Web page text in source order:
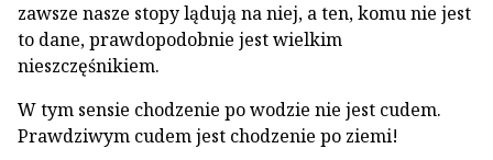
zawsze nasze stopy lądują na niej, a ten, komu nie jest
to dane, prawdopodobnie jest wielkim
nieszczęśnikiem.
W tym sensie chodzenie po wodzie nie jest cudem.
Prawdziwym cudem jest chodzenie po ziemi!